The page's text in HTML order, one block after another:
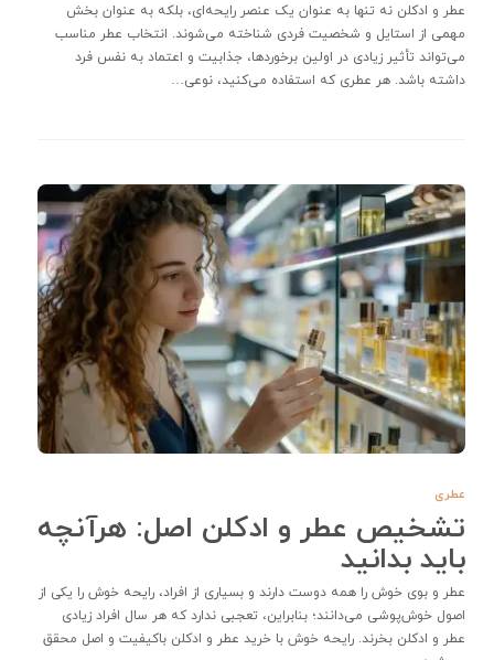
عطر و ادکلن نه تنها به عنوان یک عنصر رایحه‌ای، بلکه به عنوان بخش
مهمی از استایل و شخصیت فردی شناخته می‌شوند. انتخاب عطر مناسب
می‌تواند تأثیر زیادی در اولین برخوردها، جذابیت و اعتماد به نفس فرد
داشته باشد. هر عطری که استفاده می‌کنید، نوعی…
عطری
تشخیص عطر و ادکلن اصل: هرآنچه
باید بدانید
عطر و بوی خوش را همه دوست دارند و بسیاری از افراد، رایحه خوش را یکی از
اصول خوش‌پوشی می‌دانند؛ بنابراین، تعجبی ندارد که هر سال افراد زیادی
عطر و ادکلن بخرند. رایحه خوش با خرید عطر و ادکلن باکیفیت و اصل محقق